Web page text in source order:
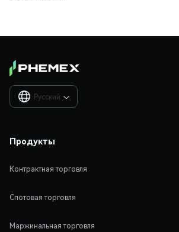
Русский 
Продукты
Контрактная торговля
Спотовая торговля
Маржинальная торговля